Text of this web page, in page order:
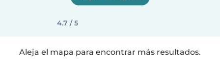
4.7 / 5
Aleja el mapa para encontrar más resultados.